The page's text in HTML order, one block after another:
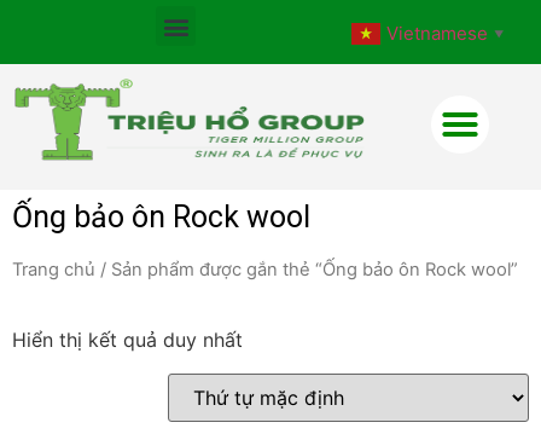
Vietnamese ▼
Ống bảo ôn Rock wool
Trang chủ / Sản phẩm được gắn thẻ “Ống bảo ôn Rock wool”
Hiển thị kết quả duy nhất